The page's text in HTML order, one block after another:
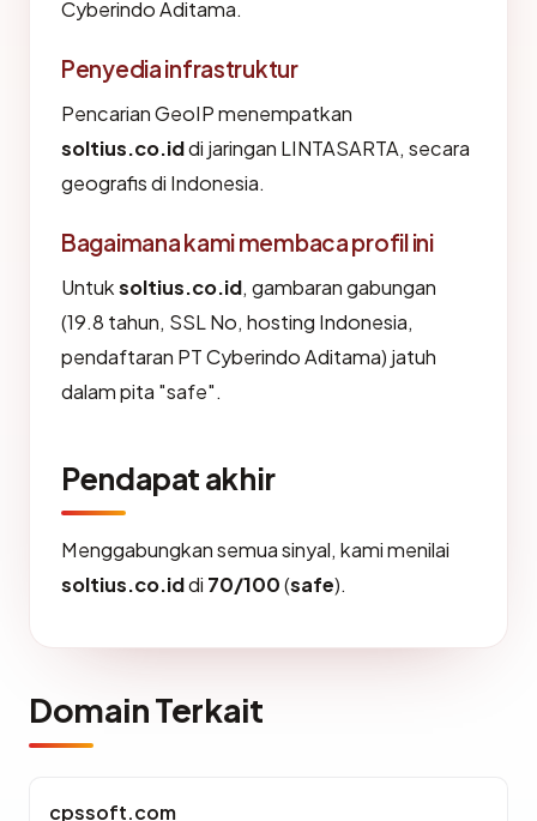
Cyberindo Aditama.
Penyedia infrastruktur
Pencarian GeoIP menempatkan
soltius.co.iddi jaringan LINTASARTA, secara
geografis di Indonesia.
Bagaimana kami membaca profil ini
Untuksoltius.co.id, gambaran gabungan
(19.8 tahun, SSL No, hosting Indonesia,
pendaftaran PT Cyberindo Aditama) jatuh
dalam pita "safe".
Pendapat akhir
Menggabungkan semua sinyal, kami menilai
soltius.co.iddi 70/100(safe).
Domain Terkait
cpssoft.com